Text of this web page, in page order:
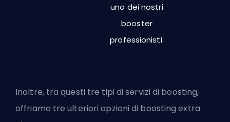
uno dei nostri
booster
professionisti.
Inoltre, tra questi tre tipi di servizi di boosting,
offriamo tre ulteriori opzioni di boosting extra